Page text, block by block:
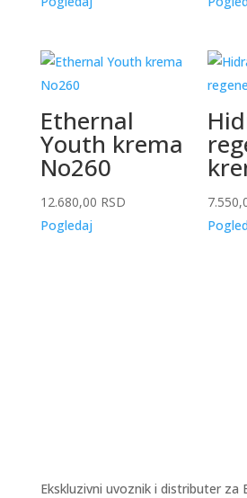
Ethernal
Youth krema
No260
12.680,00 RSD
Pogledaj
Ekskluzivni uvoznik i distributer za